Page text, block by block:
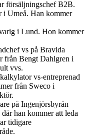
försäljningschef B2B.
Umeå. Han kommer
i Lund. Hon kommer
vs på Bravida
från Bengt Dahlgren i
vvs.
vs-entreprenad
från Sweco i
på Ingenjörsbyrån
han kommer att leda
tidigare